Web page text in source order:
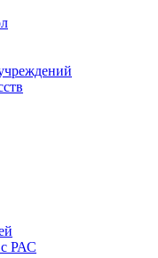
с РАС